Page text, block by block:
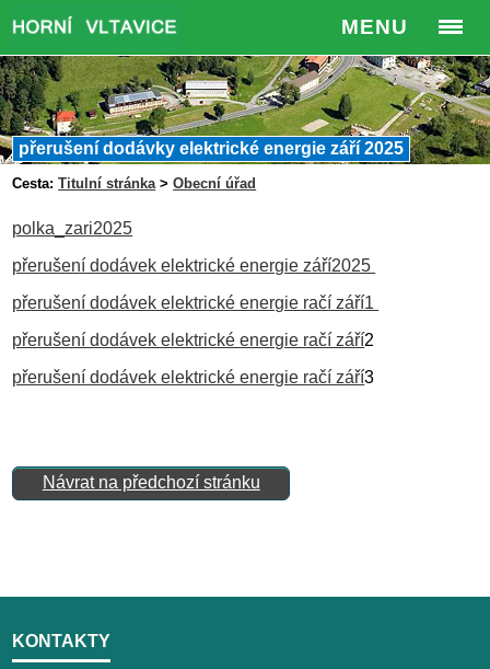
MENU
přerušení dodávky elektrické energie září 2025
Cesta: Titulní stránka>Obecní úřad
polka_zari2025
přerušení dodávek elektrické energie září2025
přerušení dodávek elektrické energie račí září1
přerušení dodávek elektrické energie račí září2
přerušení dodávek elektrické energie račí září3
Návrat na předchozí stránku
KONTAKTY